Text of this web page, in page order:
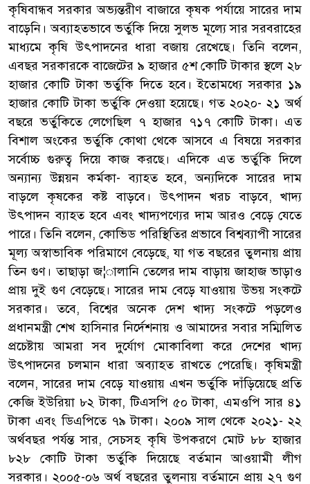
কৃষিবান্ধব সরকার অভ্যন্তরীণ বাজারে কৃষক পর্যায়ে সারের দাম
বাড়েনি। অব্যাহতভাবে ভর্তুকি দিয়ে সুলভ মূল্যে সার সরবরাহের
মাধ্যমে কৃষি উৎপাদনের ধারা বজায় রেখেছে। তিনি বলেন,
এবছর সরকারকে বাজেটের ৯ হাজার ৫শ কোটি টাকার স্থলে ২৮
হাজার কোটি টাকা ভর্তুকি দিতে হবে। ইতোমধ্যে সরকার ১৯
হাজার কোটি টাকা ভর্তুকি দেওয়া হয়েছে। গত ২০২০- ২১ অর্থ
বছরে ভর্তুকিতে লেগেছিল ৭ হাজার ৭১৭ কোটি টাকা। এত
বিশাল অংকের ভর্তুকি কোথা থেকে আসবে এ বিষয়ে সরকার
সর্বোচ্চ গুরুত্ব দিয়ে কাজ করছে। এদিকে এত ভর্তুকি দিলে
অন্যান্য উন্নয়ন কর্মকা- ব্যাহত হবে, অন্যদিকে সারের দাম
বাড়লে কৃষকের কষ্ট বাড়বে। উৎপাদন খরচ বাড়বে, খাদ্য
উৎপাদন ব্যাহত হবে এবং খাদ্যপণ্যের দাম আরও বেড়ে যেতে
পারে। তিনি বলেন, কোভিড পরিস্থিতির প্রভাবে বিশ্বব্যাপী সারের
মূল্য অস্বাভাবিক পরিমাণে বেড়েছে, যা গত বছরের তুলনায় প্রায়
তিন গুণ। তাছাড়া জ¦ালানি তেলের দাম বাড়ায় জাহাজ ভাড়াও
প্রায় দুই গুণ বেড়েছে। সারের দাম বেড়ে যাওয়ায় উভয় সংকটে
সরকার। তবে, বিশ্বের অনেক দেশ খাদ্য সংকটে পড়লেও
প্রধানমন্ত্রী শেখ হাসিনার নির্দেশনায় ও আমাদের সবার সম্মিলিত
প্রচেষ্টায় আমরা সব দুর্যোগ মোকাবিলা করে দেশের খাদ্য
উৎপাদনের চলমান ধারা অব্যাহত রাখতে পেরেছি। কৃষিমন্ত্রী
বলেন, সারের দাম বেড়ে যাওয়ায় এখন ভর্তুকি দাঁড়িয়েছে প্রতি
কেজি ইউরিয়া ৮২ টাকা, টিএসপি ৫০ টাকা, এমওপি সার ৪১
টাকা এবং ডিএপিতে ৭৯ টাকা। ২০০৯ সাল থেকে ২০২১- ২২
অর্থবছর পর্যন্ত সার, সেচসহ কৃষি উপকরণে মোট ৮৮ হাজার
৮২৮ কোটি টাকা ভর্তুকি দিয়েছে বর্তমান আওয়ামী লীগ
সরকার। ২০০৫-০৬ অর্থ বছরের তুলনায় বর্তমানে প্রায় ২৭ গুণ